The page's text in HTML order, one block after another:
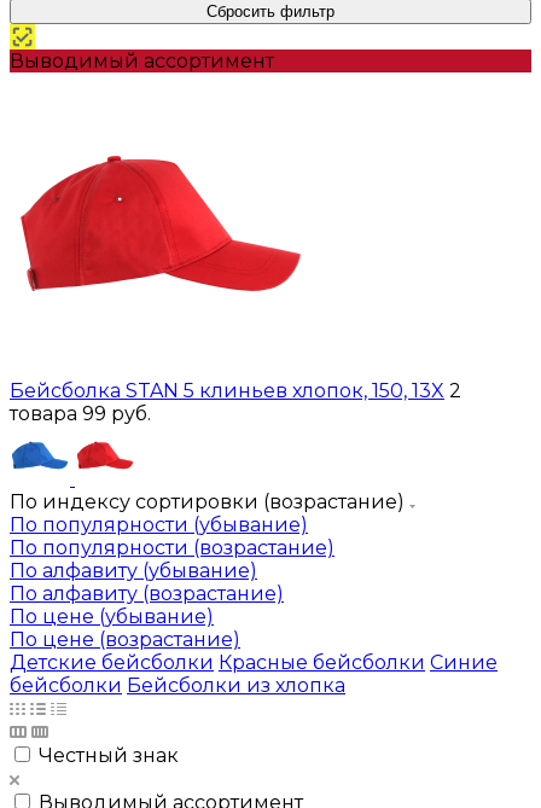
Сбросить фильтр
Выводимый ассортимент
Бейсболка STAN 5 клиньев хлопок, 150, 13X 2
товара 99 руб.
По индексу сортировки (возрастание)
По популярности (убывание)
По популярности (возрастание)
По алфавиту (убывание)
По алфавиту (возрастание)
По цене (убывание)
По цене (возрастание)
Детские бейсболки Красные бейсболки Синие
бейсболки Бейсболки из хлопка
Честный знак
Выводимый ассортимент